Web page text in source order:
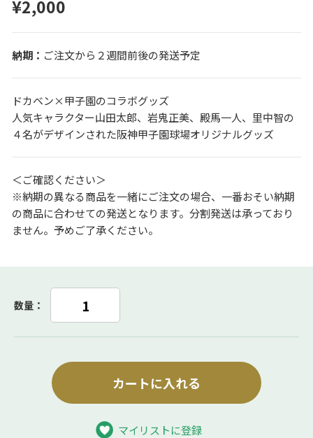
¥2,000
ご注文から２週間前後の発送予定
ドカベン×甲子園のコラボグッズ
人気キャラクター山田太郎、岩鬼正美、殿馬一人、里中智の
４名がデザインされた阪神甲子園球場オリジナルグッズ
＜ご確認ください＞
※納期の異なる商品を一緒にご注文の場合、一番おそい納期
の商品に合わせての発送となります。分割発送は承っており
ません。予めご了承ください。
数量：
カートに入れる
マイリストに登録